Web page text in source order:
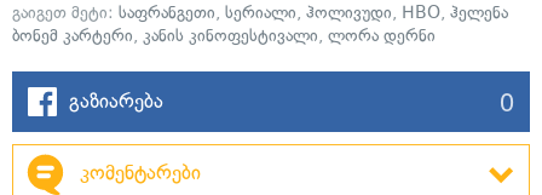
გაიგეთ მეტი: საფრანგეთი, სერიალი, ჰოლივუდი, HBO, ჰელენა
ბონემ კარტერი, კანის კინოფესტივალი, ლორა დერნი
გაზიარება 0
კომენტარები